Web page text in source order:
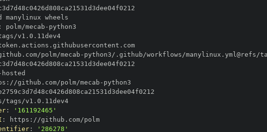
polm/mecab -
refs/tags/v1.0.11dev4
//token.actions.githubusercontent.com
polm/mecab -
: //github.com/polm/mecab -
refs/tags/v1.0.11dev4
:
'161192465'
: https :
//github.com/polm
: '286278'